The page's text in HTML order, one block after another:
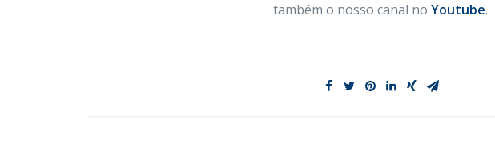
também o nosso canal no Youtube.